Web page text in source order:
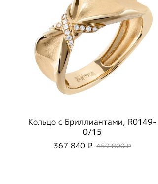
Кольцо с Бриллиантами, R0149-
0/15
367 840 ₽ 459 800 ₽